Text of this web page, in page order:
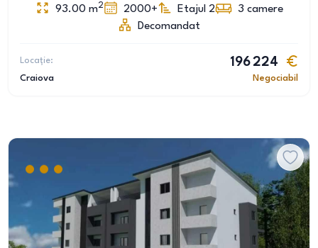
93.00 m2 2000+ Etajul 2 3 camere
Decomandat
Locație:
Craiova
196 224
Negociabil